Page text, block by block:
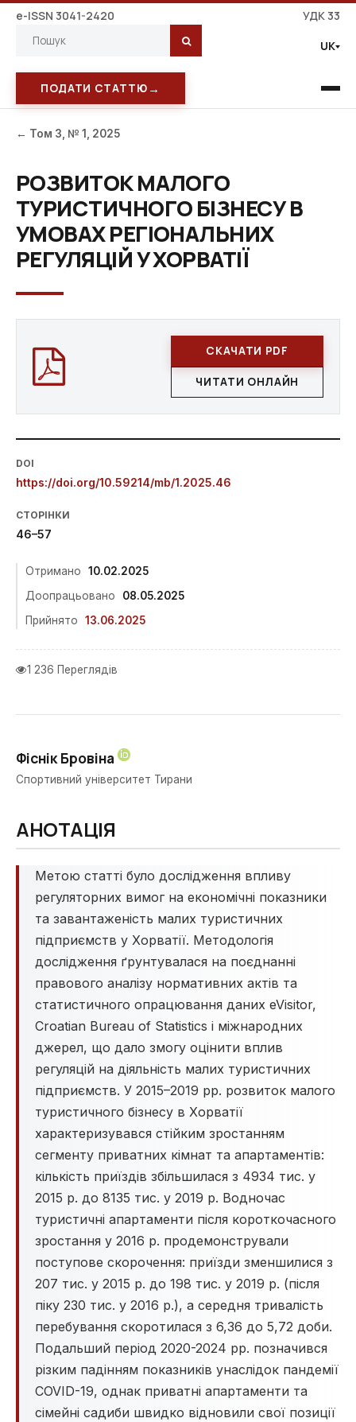
e-ISSN 3041-2420 УДК 33
UK
ПОДАТИ СТАТТЮ →
← Том 3, № 1, 2025
РОЗВИТОК МАЛОГО
ТУРИСТИЧНОГО БІЗНЕСУ В
УМОВАХ РЕГІОНАЛЬНИХ
РЕГУЛЯЦІЙ У ХОРВАТІЇ
СКАЧАТИ PDF
ЧИТАТИ ОНЛАЙН
DOI
https://doi.org/10.59214/mb/1.2025.46
СТОРІНКИ
46–57
Отримано
10.02.2025
Доопрацьовано
08.05.2025
Прийнято
13.06.2025
1 236 Переглядів
Фіснік Бровіна
Спортивний університет Тирани
АНОТАЦІЯ
Метою статті було дослідження впливу
регуляторних вимог на економічні показники
та завантаженість малих туристичних
підприємств у Хорватії. Методологія
дослідження ґрунтувалася на поєднанні
правового аналізу нормативних актів та
статистичного опрацювання даних eVisitor,
Croatian Bureau of Statistics і міжнародних
джерел, що дало змогу оцінити вплив
регуляцій на діяльність малих туристичних
підприємств. У 2015–2019 рр. розвиток малого
туристичного бізнесу в Хорватії
характеризувався стійким зростанням
сегменту приватних кімнат та апартаментів:
кількість приїздів збільшилася з 4934 тис. у
2015 р. до 8135 тис. у 2019 р. Водночас
туристичні апартаменти після короткочасного
зростання у 2016 р. продемонстрували
поступове скорочення: приїзди зменшилися з
207 тис. у 2015 р. до 198 тис. у 2019 р. (після
піку 230 тис. у 2016 р.), а середня тривалість
перебування скоротилася з 6,36 до 5,72 доби.
Подальший період 2020-2024 рр. позначився
різким падінням показників унаслідок пандемії
COVID-19, однак приватні апартаменти та
сімейні садиби швидко відновили свої позиції